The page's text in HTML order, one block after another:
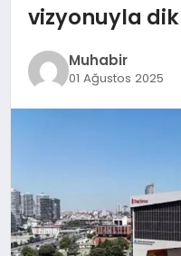
SPOR
TEKNOLOJI
MAGAZIN
YAŞAM
vizyonuyla
Muhabir
01 Ağustos 2025